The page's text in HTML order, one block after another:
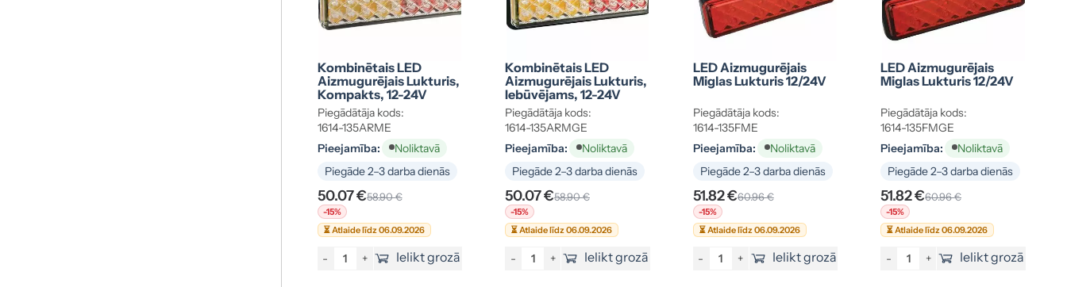
Kombinētais LED
Aizmugurējais Lukturis,
Kompakts, 12-24V
Piegādātāja kods:
1614-135ARME
Pieejamība:
Noliktavā
Piegāde 2–3 darba dienās
50.07 €58.90 €
-15%
⏳ Atlaide līdz 06.09.2026
- + Ielikt grozā
Kombinētais LED
Aizmugurējais Lukturis,
Iebūvējams, 12-24V
Piegādātāja kods:
1614-135ARMGE
Pieejamība:
Noliktavā
Piegāde 2–3 darba dienās
50.07 €58.90 €
-15%
⏳ Atlaide līdz 06.09.2026
- + Ielikt grozā
LED Aizmugurējais
Miglas Lukturis 12/24V
Piegādātāja kods:
1614-135FME
Pieejamība:
Noliktavā
Piegāde 2–3 darba dienās
51.82 €60.96 €
-15%
⏳ Atlaide līdz 06.09.2026
- + Ielikt grozā
LED Aizmugurējais
Miglas Lukturis 12/24V
Piegādātāja kods:
1614-135FMGE
Pieejamība:
Noliktavā
Piegāde 2–3 darba dienās
51.82 €60.96 €
-15%
⏳ Atlaide līdz 06.09.2026
- + Ielikt grozā